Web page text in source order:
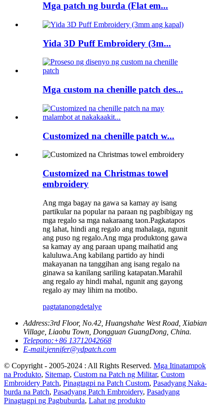
Mga patch ng burda (Flat em...
Yida 3D Puff Embroidery (3m...
Mga custom na chenille patch des...
Customized na chenille patch w...
Customized na Christmas towel
embroidery
Ang mga bagay na gawa sa kamay ay isang
partikular na popular na paraan ng pagbibigay ng
mga regalo sa mga nakaraang taon.Pagkatapos
ng lahat, hindi ang regalo ang mahalaga, ngunit
ang puso ng regalo.Ang mga produktong gawa
sa kamay ay ang paraan upang maihatid ang
kaluluwa.Ang kabilang partido ay hindi
makayanan na tanggihan ang isang regalo na
ginawa sa kanilang sariling katapatan.Marahil
ang regalo ay hindi mahal, ngunit ang gayong
regalo ay may lihim na motibo.
pagtatanongdetalye
Address:3rd Floor, No.42, Huangshahe West Road, Xiabian
Village, Liaobu Town, Dongguan GuangDong, China.
Telepono:+86 13712042668
E-mail:jennifer@ydpatch.com
© Copyright - 2005-2024 : All Rights Reserved. Mga Itinatampok
na Produkto, Sitemap, Custom na Patch ng Militar, Custom
Embroidery Patch, Pinagtagpi na Patch Custom, Pasadyang Naka-
burda na Patch, Pasadyang Patch Embroidery, Pasadyang
Pinagtagpi ng Pagbuburda, Lahat ng produkto